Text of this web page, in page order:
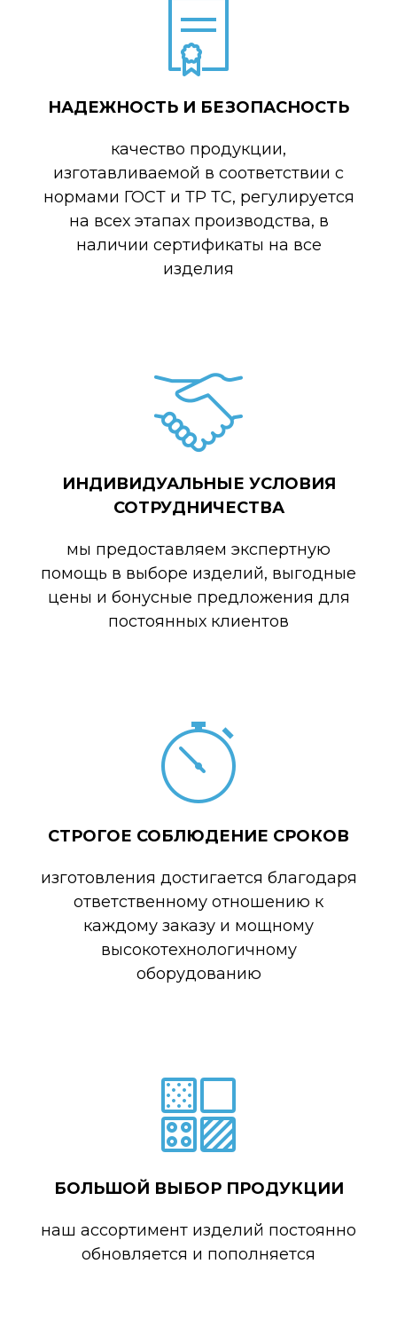
НАДЕЖНОСТЬ И БЕЗОПАСНОСТЬ
качество продукции,
изготавливаемой в соответствии с
нормами ГОСТ и ТР ТС, регулируется
на всех этапах производства, в
наличии сертификаты на все
изделия
ИНДИВИДУАЛЬНЫЕ УСЛОВИЯ
СОТРУДНИЧЕСТВА
мы предоставляем экспертную
помощь в выборе изделий, выгодные
цены и бонусные предложения для
постоянных клиентов
СТРОГОЕ СОБЛЮДЕНИЕ СРОКОВ
изготовления достигается благодаря
ответственному отношению к
каждому заказу и мощному
высокотехнологичному
оборудованию
БОЛЬШОЙ ВЫБОР ПРОДУКЦИИ
наш ассортимент изделий постоянно
обновляется и пополняется